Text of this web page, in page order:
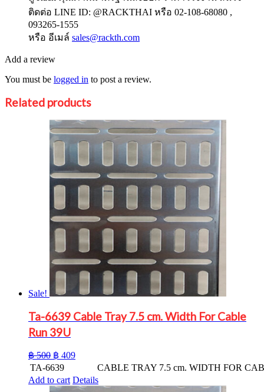
ติดต่อ LINE ID: @RACKTHAI หรือ 02-108-68080 ,
093265-1555
หรือ อีเมล์ sales@rackth.com
Add a review
You must be logged in to post a review.
Related products
Sale!
Ta-6639 Cable Tray 7.5 cm. Width For Cable
Run 39U
฿500 Original
price
was:
฿ 500.
฿ 409Current
is:
฿ 409.
TA-6639
CABLE TRAY 7.5 cm. WIDTH FOR
Add to cart Details